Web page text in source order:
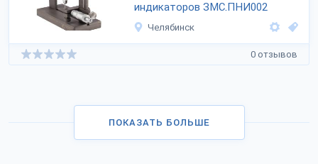
индикаторов ЗМС.ПНИ002
Челябинск
0 отзывов
ПОКАЗАТЬ БОЛЬШЕ